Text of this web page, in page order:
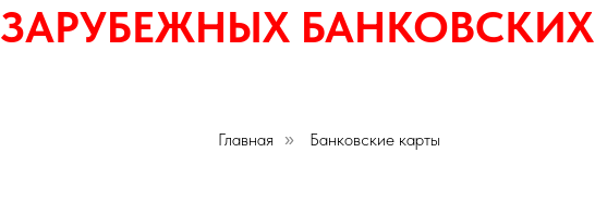
ЗАРУБЕЖНЫХ БАНКОВСКИХ
Главная » Банковские карты